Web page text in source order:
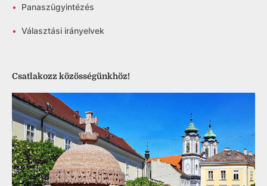
• Panaszügyintézés
• Választási irányelvek
Csatlakozz közösségünkhöz!